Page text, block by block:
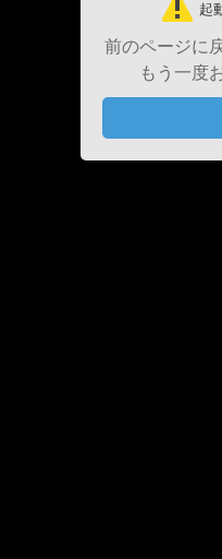
起
前のページに
もう一度